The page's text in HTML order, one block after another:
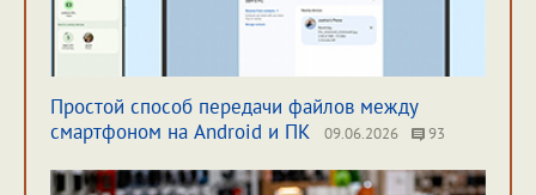
Простой способ передачи файлов между
смартфоном на Android и ПК
09.06.2026 93